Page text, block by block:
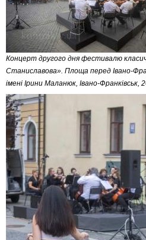
Концерт другого дня фестивалю
Станиславова». Площа перед Івано-
імені Ірини Маланюк, Івано-Франківськ,